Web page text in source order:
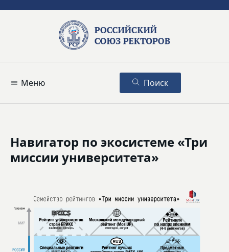
Меню Поиск
Навигатор по экосистеме «Три
миссии университета»